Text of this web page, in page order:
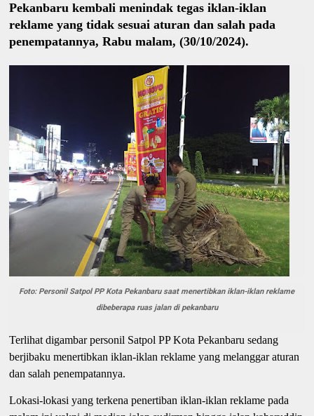
Pekanbaru kembali menindak tegas iklan-iklan
reklame yang tidak sesuai aturan dan salah pada
penempatannya, Rabu malam, (30/10/2024).
Foto: Personil Satpol PP Kota Pekanbaru saat menertibkan iklan-iklan reklame
dibeberapa ruas jalan di pekanbaru
Terlihat digambar personil Satpol PP Kota Pekanbaru sedang
berjibaku menertibkan iklan-iklan reklame yang melanggar aturan
dan salah penempatannya.
Lokasi-lokasi yang terkena penertiban iklan-iklan reklame pada